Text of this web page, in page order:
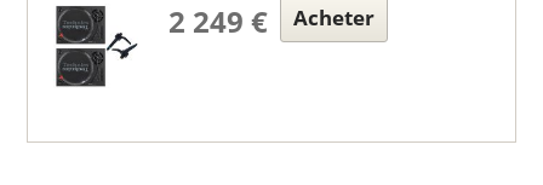
2 249 € Acheter